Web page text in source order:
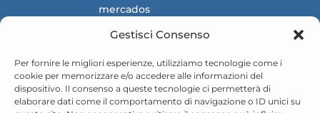
Gestisci Consenso
Per fornire le migliori esperienze, utilizziamo tecnologie come i
cookie per memorizzare e/o accedere alle informazioni del
dispositivo. Il consenso a queste tecnologie ci permetterà di
elaborare dati come il comportamento di navigazione o ID unici su
mercados
internacionales.